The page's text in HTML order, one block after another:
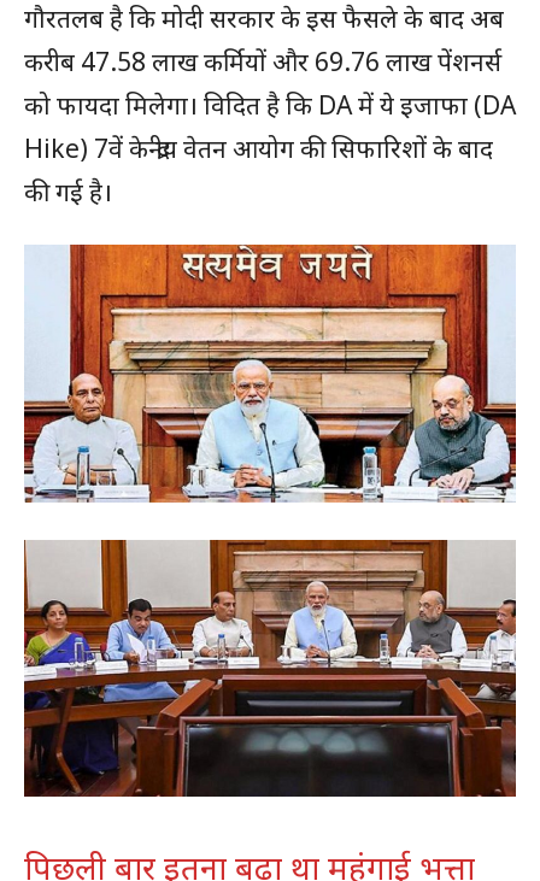
गौरतलब है कि मोदी सरकार के इस फैसले के बाद अब
करीब 47.58 लाख कर्मियों और 69.76 लाख पेंशनर्स
को फायदा मिलेगा। विदित है कि DA में ये इजाफा (DA
Hike) 7वें केन्द्रीय वेतन आयोग की सिफारिशों के बाद
की गई है।
पिछली बार इतना बढ़ा था महंगाई भत्ता